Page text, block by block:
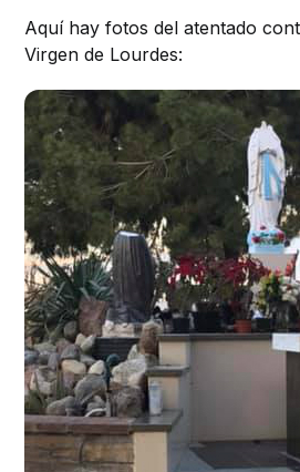
Aquí hay fotos del atentado
Virgen de Lourdes: